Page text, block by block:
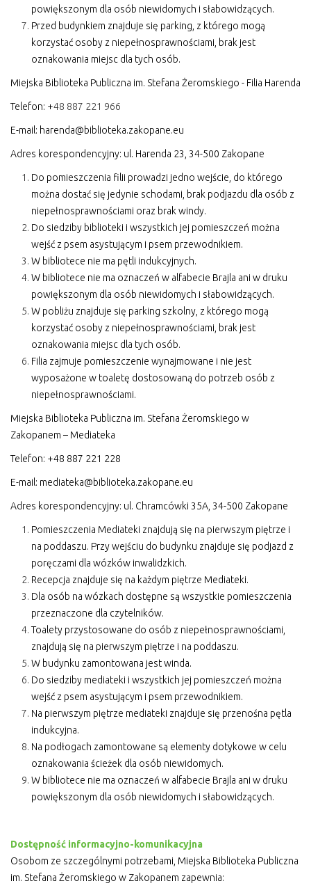
powiększonym dla osób niewidomych i słabowidzących.
Przed budynkiem znajduje się parking, z którego mogą
korzystać osoby z niepełnosprawnościami, brak jest
oznakowania miejsc dla tych osób.
Miejska Biblioteka Publiczna im. Stefana Żeromskiego - Filia Harenda
Telefon: +48 887 221 966
E-mail: harenda@biblioteka.zakopane.eu
Adres korespondencyjny: ul. Harenda 23, 34-500 Zakopane
Do pomieszczenia filii prowadzi jedno wejście, do którego
można dostać się jedynie schodami, brak podjazdu dla osób z
niepełnosprawnościami oraz brak windy.
Do siedziby biblioteki i wszystkich jej pomieszczeń można
wejść z psem asystującym i psem przewodnikiem.
W bibliotece nie ma pętli indukcyjnych.
W bibliotece nie ma oznaczeń w alfabecie Brajla ani w druku
powiększonym dla osób niewidomych i słabowidzących.
W pobliżu znajduje się parking szkolny, z którego mogą
korzystać osoby z niepełnosprawnościami, brak jest
oznakowania miejsc dla tych osób.
Filia zajmuje pomieszczenie wynajmowane i nie jest
wyposażone w toaletę dostosowaną do potrzeb osób z
niepełnosprawnościami.
Miejska Biblioteka Publiczna im. Stefana Żeromskiego w
Zakopanem – Mediateka
Telefon: +48 887 221 228
E-mail: mediateka@biblioteka.zakopane.eu
Adres korespondencyjny: ul. Chramcówki 35A, 34-500 Zakopane
Pomieszczenia Mediateki znajdują się na pierwszym piętrze i
na poddaszu. Przy wejściu do budynku znajduje się podjazd z
poręczami dla wózków inwalidzkich.
Recepcja znajduje się na każdym piętrze Mediateki.
Dla osób na wózkach dostępne są wszystkie pomieszczenia
przeznaczone dla czytelników.
Toalety przystosowane do osób z niepełnosprawnościami,
znajdują się na pierwszym piętrze i na poddaszu.
W budynku zamontowana jest winda.
Do siedziby mediateki i wszystkich jej pomieszczeń można
wejść z psem asystującym i psem przewodnikiem.
Na pierwszym piętrze mediateki znajduje się przenośna pętla
indukcyjna.
Na podłogach zamontowane są elementy dotykowe w celu
oznakowania ścieżek dla osób niewidomych.
W bibliotece nie ma oznaczeń w alfabecie Brajla ani w druku
powiększonym dla osób niewidomych i słabowidzących.
Dostępność informacyjno-komunikacyjna
Osobom ze szczególnymi potrzebami, Miejska Biblioteka Publiczna
im. Stefana Żeromskiego w Zakopanem zapewnia: